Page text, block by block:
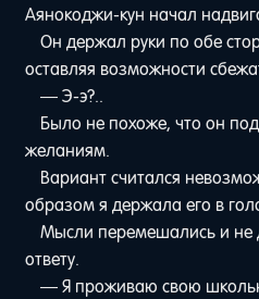
Аянокоджи-кун начал
Он держал руки по обе
оставляя возможности
— Э-э?..
Было не похоже, что он
желаниям.
Вариант считался
образом я держала его в
Мысли перемешались и не
ответу.
— Я проживаю свою